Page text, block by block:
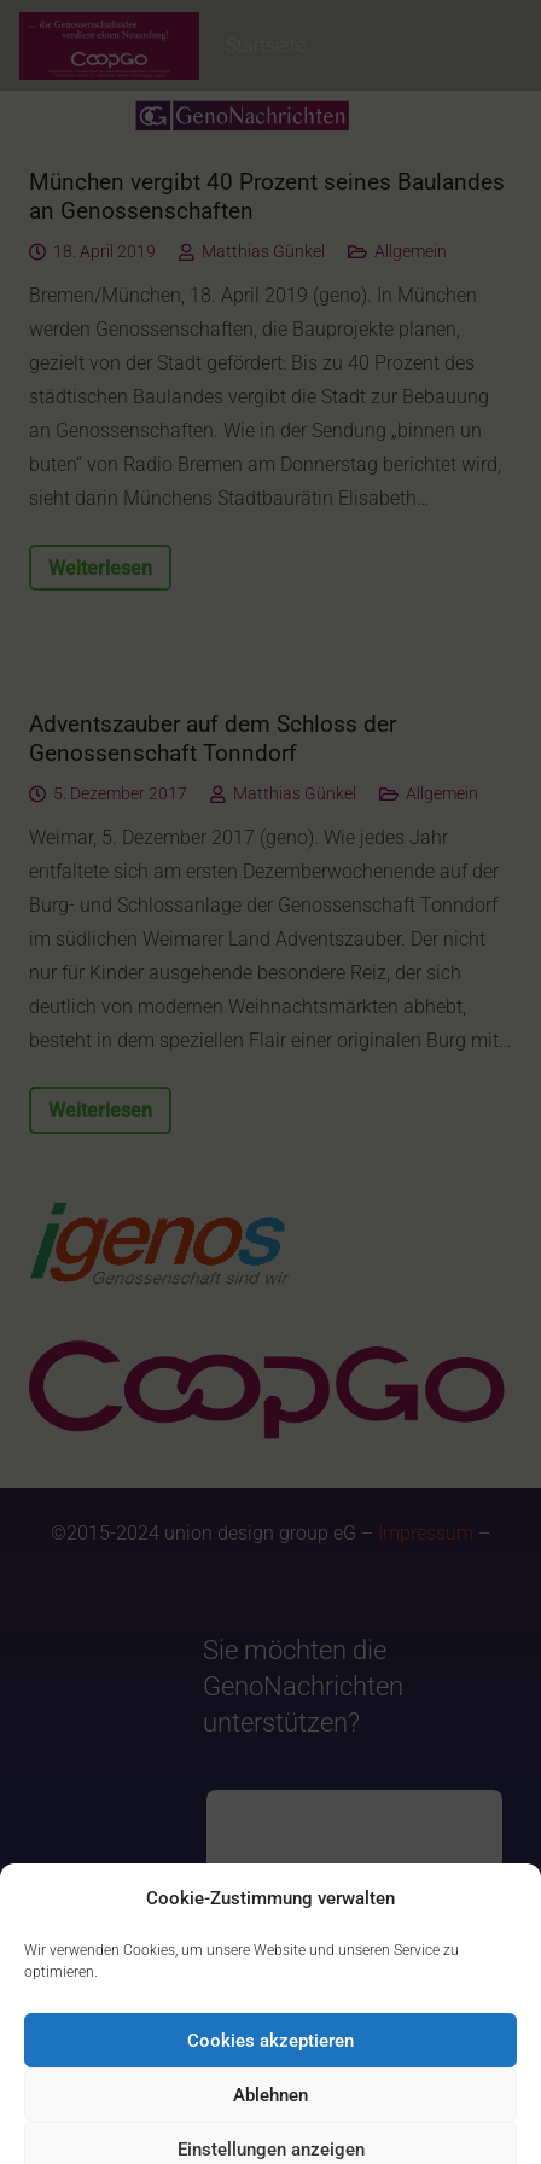
Cookie-Zustimmung verwalten
Wir verwenden Cookies, um unsere Website und unseren Service zu
optimieren.
Cookies akzeptieren
Ablehnen
Einstellungen anzeigen
München vergibt 40 Prozent seines Baulandes
an Genossenschaften
18. April 2019 Matthias Günkel Allgemein
Bremen/München, 18. April 2019 (geno). In München
werden Genossenschaften, die Bauprojekte planen,
gezielt von der Stadt gefördert: Bis zu 40 Prozent des
städtischen Baulandes vergibt die Stadt zur Bebauung
an Genossenschaften. Wie in der Sendung „binnen un
buten“ von Radio Bremen am Donnerstag berichtet wird,
sieht darin Münchens Stadtbaurätin Elisabeth…
Weiterlesen
Adventszauber auf dem Schloss der
Genossenschaft Tonndorf
5. Dezember 2017 Matthias Günkel Allgemein
Weimar, 5. Dezember 2017 (geno). Wie jedes Jahr
entfaltete sich am ersten Dezemberwochenende auf der
Burg- und Schlossanlage der Genossenschaft Tonndorf
im südlichen Weimarer Land Adventszauber. Der nicht
nur für Kinder ausgehende besondere Reiz, der sich
deutlich von modernen Weihnachtsmärkten abhebt,
besteht in dem speziellen Flair einer originalen Burg mit…
Weiterlesen
©2015-2024 union design group eG – Impressum –
Sie möchten die
GenoNachrichten
unterstützen?